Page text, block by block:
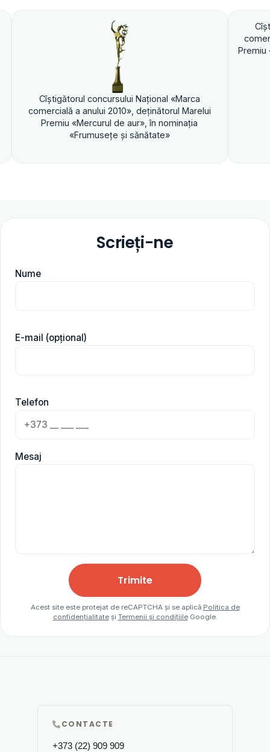
concursului Naţional «Marca
a anului 2010», deţinătorul Marelui
«Mercurul de aur», în nominaţia
«Frumuseţe şi sănătate»
Cîştigătorul
comercială a anului
Premiu «Mercurul de
Scrieți-ne
Nume
E-mail (opțional)
Telefon
Mesaj
Trimite
Acest site este protejat de reCAPTCHA și se aplică Politica de
confidențialitateși Termenii și condițiileGoogle.
CONTACTE
+373 (22) 909 909